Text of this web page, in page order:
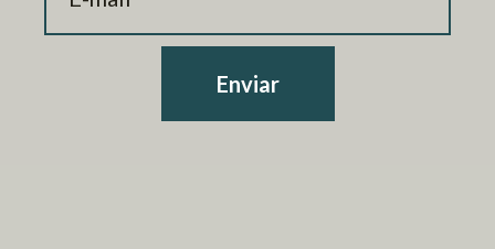
Enviar